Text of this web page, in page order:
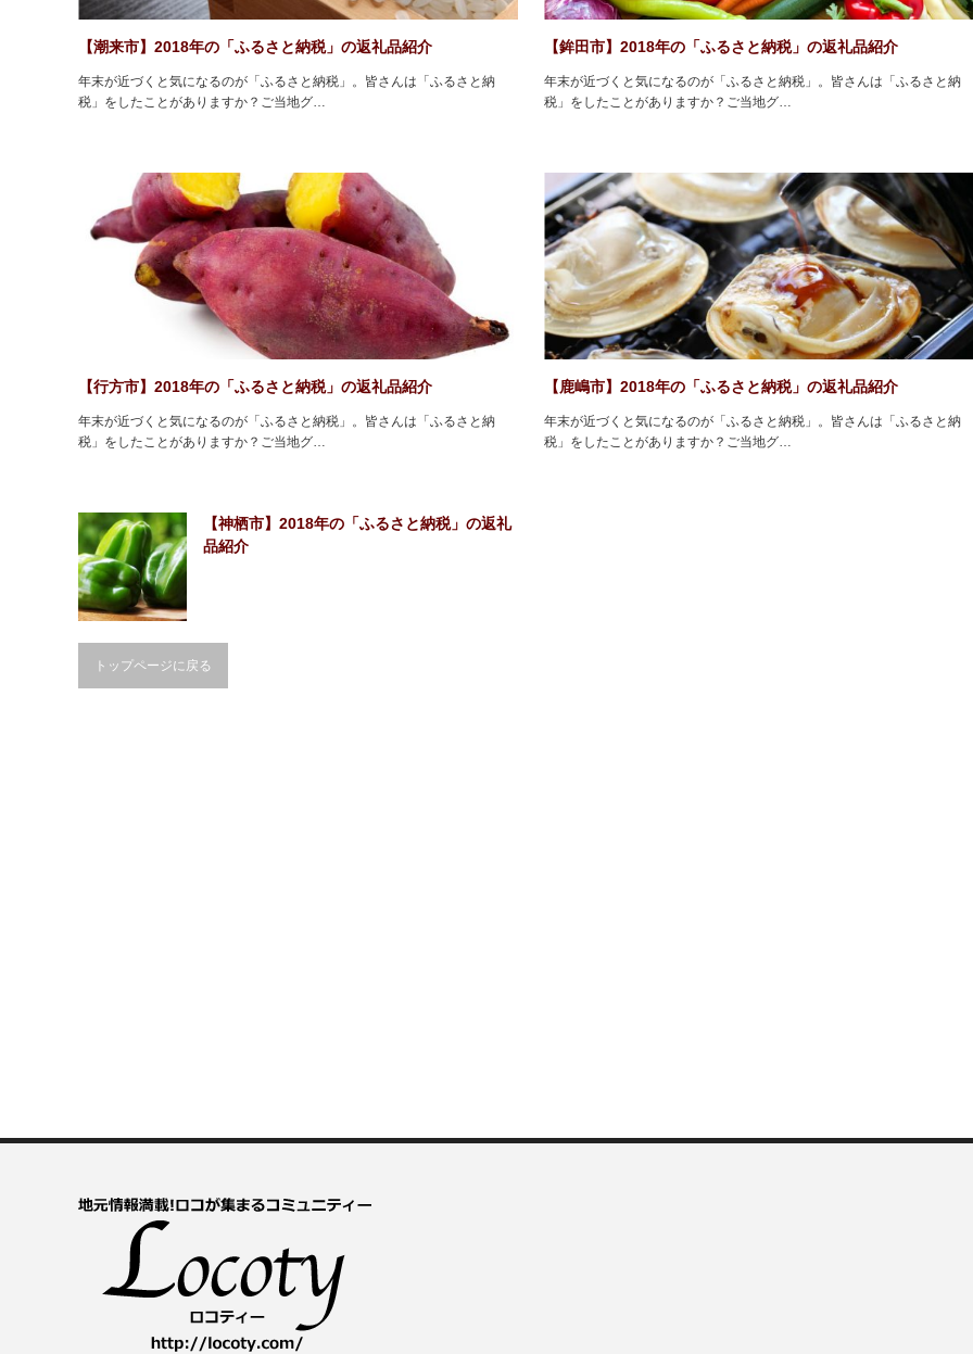
【潮来市】2018年の「ふるさと納税」の返礼品紹介
年末が近づくと気になるのが「ふるさと納税」。皆さんは「ふるさと納
税」をしたことがありますか？ご当地グ…
【鉾田市】2018年の「ふるさと納税」の返礼品紹介
年末が近づくと気になるのが「ふるさと納税」。皆さんは「ふるさと納
税」をしたことがありますか？ご当地グ…
【行方市】2018年の「ふるさと納税」の返礼品紹介
年末が近づくと気になるのが「ふるさと納税」。皆さんは「ふるさと納
税」をしたことがありますか？ご当地グ…
【鹿嶋市】2018年の「ふるさと納税」の返礼品紹介
年末が近づくと気になるのが「ふるさと納税」。皆さんは「ふるさと納
税」をしたことがありますか？ご当地グ…
【神栖市】2018年の「ふるさと納税」の返礼
品紹介
トップページに戻る